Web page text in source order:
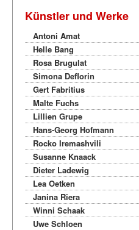
Künstler und Werke
Antoni Amat
Helle Bang
Rosa Brugulat
Simona Deflorin
Gert Fabritius
Malte Fuchs
Lillien Grupe
Hans-Georg Hofmann
Rocko Iremashvili
Susanne Knaack
Dieter Ladewig
Lea Oetken
Janina Riera
Winni Schaak
Uwe Schloen